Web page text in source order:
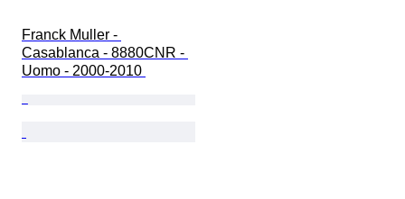
Franck Muller -
Casablanca - 8880CNR -
Uomo - 2000-2010